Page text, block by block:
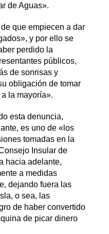
de Aguas».
que empiecen a dar
y por ello se
perdido la
públicos,
de sonrisas y
obligación de tomar
la mayoría».
esta denuncia,
es uno de «los
tomadas en la
Insular de
hacia adelante,
a medidas
dejando fuera las
o sea, las
de haber convertido
de picar dinero